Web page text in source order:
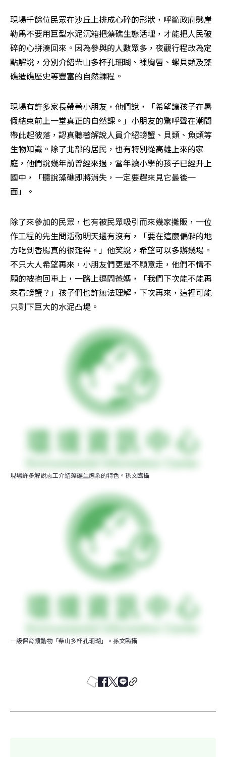
現場千餘位民眾在沙丘上排成心碎的形狀，呼籲政府懸崖
勒馬不要用巨型水泥沉箱把藻礁生態活埋，才能把人民破
碎的心拼湊回來。因為參與的人數眾多，夜觀行程改為定
點解說，分別介紹柴山多杯孔珊瑚、裸胸唇、螺貝類及藻
礁造礁歷史等豐富的自然課程。
現場有許多家長帶著小朋友，他們說，「希望讓孩子在暑
假結束前上一堂真正的自然課。」小朋友的驚呼聲在潮間
帶此起彼落，認真聽著解說人員介紹螃蟹、貝類、魚類等
生物知識。除了北部的居民，也有特別從高雄上來的家
庭，他們說幾年前曾經來過，當年讀小學的孩子已經升上
國中，「聽說藻礁即將消失，一定要趕來見它最後一
面」。
除了來參加的民眾，也有被民眾吸引而來幾家攤販，一位
作工程的先生問活動明天還有沒有，「要在這麼偏僻的地
方吃到香腸真的很難得。」他笑說，希望可以多辦幾場。
不只大人希望再來，小朋友們更是不願意走，他們不情不
願的被抱回車上，一路上逼問爸媽，「我們下次能不能再
來看螃蟹？」孩子們也許無法理解，下次再來，這裡可能
只剩下巨大的水泥凸堤。
現場許多解說志工介紹藻礁生態系的特色。孫文臨攝
一級保育類動物「柴山多杯孔珊瑚」。孫文臨攝